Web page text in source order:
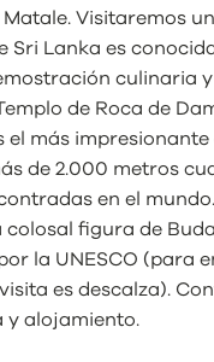
Visitaremos
Sri Lanka es
culinaria
de Roca de
el más
de 2.000 metros
en el
colosal figura de
la UNESCO (para
es descalza).
y alojamiento.